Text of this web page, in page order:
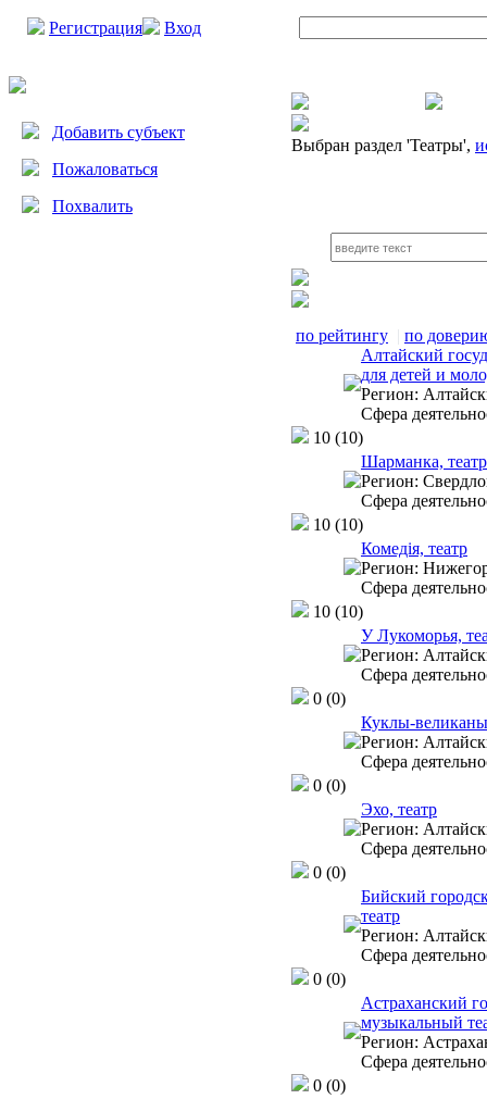
Регистрация Вход
Добавить субъект
Пожаловаться
Похвалить
Выбран раздел 'Театры',
по рейтингу | по
Алтайский
для детей и
Регион:
Сфера
10 (10)
Шарманка, театр
Регион:
Сфера
10 (10)
Комедiя, театр
Регион:
Сфера
10 (10)
У Лукоморья,
Регион:
Сфера
0 (0)
Куклы-
Регион:
Сфера
0 (0)
Эхо, театр
Регион:
Сфера
0 (0)
Бийский
театр
Регион:
Сфера
0 (0)
Астраханский
музыкальный
Регион:
Сфера
0 (0)